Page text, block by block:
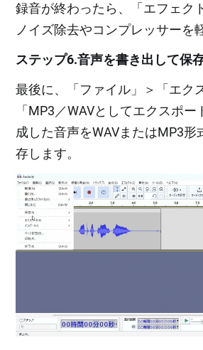
録音が終わったら、「エフェク
ノイズ除去やコンプレッサーを
ステップ6.音声を書き出して保
最後に、「ファイル」＞「エク
「MP3／WAVとしてエクスポ
成した音声をWAVまたはMP3形
存します。